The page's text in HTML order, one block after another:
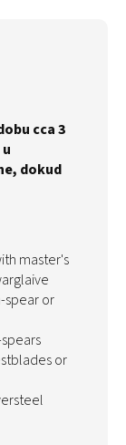
cca 3
dokud
master's
spear or
or